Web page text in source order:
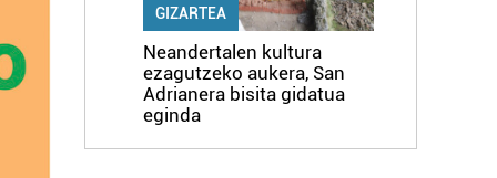
GIZARTEA
Neandertalen kultura
ezagutzeko aukera, San
Adrianera bisita gidatua
eginda